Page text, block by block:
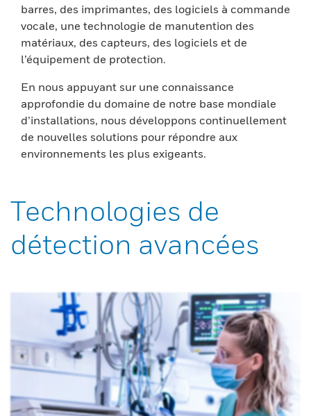
barres, des imprimantes, des logiciels à commande
vocale, une technologie de manutention des
matériaux, des capteurs, des logiciels et de
l’équipement de protection.
En nous appuyant sur une connaissance
approfondie du domaine de notre base mondiale
d’installations, nous développons continuellement
de nouvelles solutions pour répondre aux
environnements les plus exigeants.
Technologies de
détection avancées